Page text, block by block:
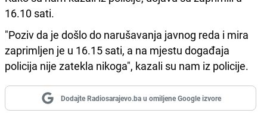
16.10 sati.
"Poziv da je došlo do narušavanja javnog reda i mira
zaprimljen je u 16.15 sati, a na mjestu događaja
policija nije zatekla nikoga", kazali su nam iz policije.
Dodajte Radiosarajevo.ba u omiljene Google izvore